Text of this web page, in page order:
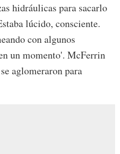
hidráulicas para sacarlo
lúcido, consciente.
con algunos
un momento'. McFerrin
aglomeraron para